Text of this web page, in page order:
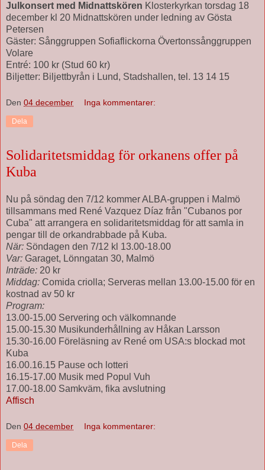
Julkonsert med Midnattskören Klosterkyrkan torsdag 18
december kl 20 Midnattskören under ledning av Gösta
Petersen
Gäster: Sånggruppen Sofiaflickorna Övertonssånggruppen
Volare
Entré: 100 kr (Stud 60 kr)
Biljetter: Biljettbyrån i Lund, Stadshallen, tel. 13 14 15
Den 04 december Inga kommentarer:
Dela
Solidaritetsmiddag för orkanens offer på
Kuba
Nu på söndag den 7/12 kommer ALBA-gruppen i Malmö
tillsammans med René Vazquez Díaz från "Cubanos por
Cuba" att arrangera en solidaritetsmiddag för att samla in
pengar till de orkandrabbade på Kuba.
När: Söndagen den 7/12 kl 13.00-18.00
Var: Garaget, Lönngatan 30, Malmö
Inträde: 20 kr
Middag: Comida criolla; Serveras mellan 13.00-15.00 för en
kostnad av 50 kr
Program:
13.00-15.00 Servering och välkomnande
15.00-15.30 Musikunderhållning av Håkan Larsson
15.30-16.00 Föreläsning av René om USA:s blockad mot
Kuba
16.00.16.15 Pause och lotteri
16.15-17.00 Musik med Popul Vuh
17.00-18.00 Samkväm, fika avslutning
Affisch
Den 04 december Inga kommentarer:
Dela